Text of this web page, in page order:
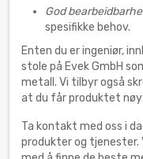
God
spesifikke behov.
Enten du er ingeniør,
stole på Evek GmbH
metall. Vi tilbyr også
at du får produktet
Ta kontakt med oss i
produkter og tjenester.